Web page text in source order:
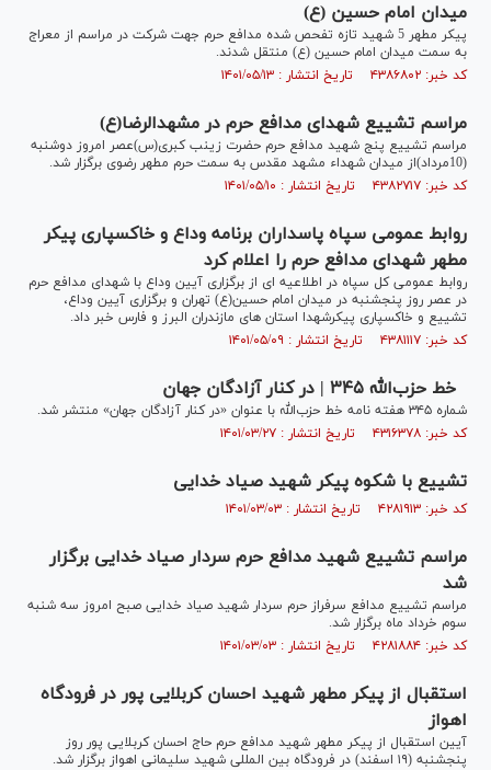
میدان امام حسین (ع)
پیکر مطهر 5 شهید تازه تفحص شده مدافع حرم جهت شرکت در مراسم از معراج
به سمت میدان امام حسین (ع) منتقل شدند.
کد خبر: ۴۳۸۶۸۰۲ تاریخ انتشار : ۱۴۰۱/۰۵/۱۳
مراسم تشییع شهدای مدافع حرم در مشهدالرضا(ع)
مراسم تشییع پنج شهید مدافع حرم حضرت زینب کبری(س)عصر امروز دوشنبه
(10مرداد)از میدان شهداء مشهد مقدس به سمت حرم مطهر رضوی برگزار شد.
کد خبر: ۴۳۸۲۷۱۷ تاریخ انتشار : ۱۴۰۱/۰۵/۱۰
روابط عمومی سپاه پاسداران برنامه وداع و خاکسپاری پیکر
مطهر شهدای مدافع حرم را اعلام کرد
روابط عمومی کل سپاه در اطلاعیه ای از برگزاری آیین وداع با شهدای مدافع حرم
در عصر روز پنجشنبه در میدان امام حسین(ع) تهران و برگزاری آیین وداع،
تشییع و خاکسپاری پیکرشهدا استان های مازندران البرز و فارس خبر داد.
کد خبر: ۴۳۸۱۱۱۷ تاریخ انتشار : ۱۴۰۱/۰۵/۰۹
خط حزب‌الله ۳۴۵ | در کنار آزادگان جهان
شماره ۳۴۵ هفته نامه خط حزب‌الله با عنوان «در کنار آزادگان جهان» منتشر شد.
کد خبر: ۴۳۱۶۳۷۸ تاریخ انتشار : ۱۴۰۱/۰۳/۲۷
تشییع با شکوه پیکر شهید صیاد خدایی
کد خبر: ۴۲۸۱۹۱۳ تاریخ انتشار : ۱۴۰۱/۰۳/۰۳
مراسم تشییع شهید مدافع حرم سردار صیاد خدایی برگزار
شد
مراسم تشییع مدافع سرفراز حرم سردار شهید صیاد خدایی صبح امروز سه شنبه
سوم خرداد ماه برگزار شد.
کد خبر: ۴۲۸۱۸۸۴ تاریخ انتشار : ۱۴۰۱/۰۳/۰۳
استقبال از پیکر مطهر شهید احسان کربلایی پور در فرودگاه
اهواز‎‎
آیین استقبال از پیکر مطهر شهید مدافع حرم حاج احسان کربلایی پور روز
پنجشنبه (۱۹ اسفند) در فرودگاه بین المللی شهید سلیمانی اهواز برگزار شد.